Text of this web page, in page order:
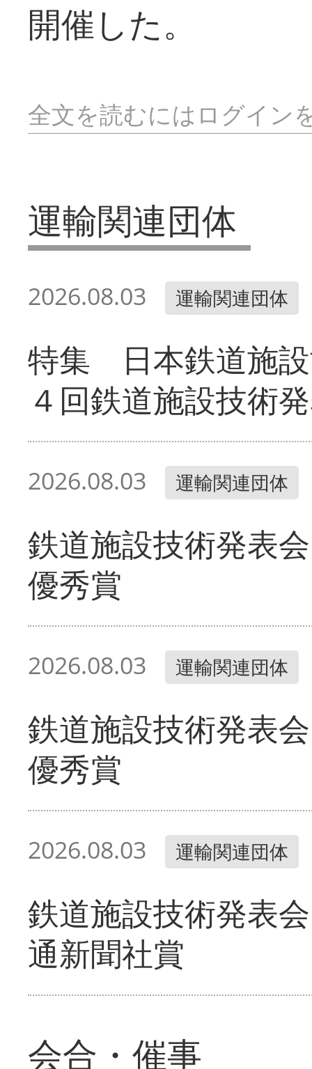
開催した。
全文を読むにはログイン
運輸関連団体
2026.08.03 運輸関連団体
特集 日本鉄道施
４回鉄道施設技術
2026.08.03 運輸関連団体
鉄道施設技術発表
優秀賞
2026.08.03 運輸関連団体
鉄道施設技術発表
優秀賞
2026.08.03 運輸関連団体
鉄道施設技術発表
通新聞社賞
会合・催事